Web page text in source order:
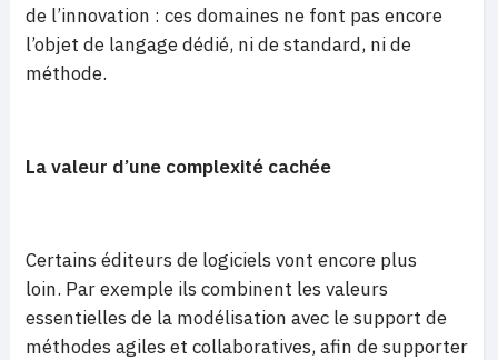
de l’innovation : ces domaines ne font pas encore
l’objet de langage dédié, ni de standard, ni de
méthode.
La valeur d’une complexité cachée
Certains éditeurs de logiciels vont encore plus
loin. Par exemple ils combinent les valeurs
essentielles de la modélisation avec le support de
méthodes agiles et collaboratives, afin de supporter